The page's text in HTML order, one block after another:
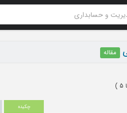
مقاله
)
چکیده